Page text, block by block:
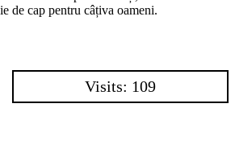
de cap pentru câțiva oameni.
Visits: 109